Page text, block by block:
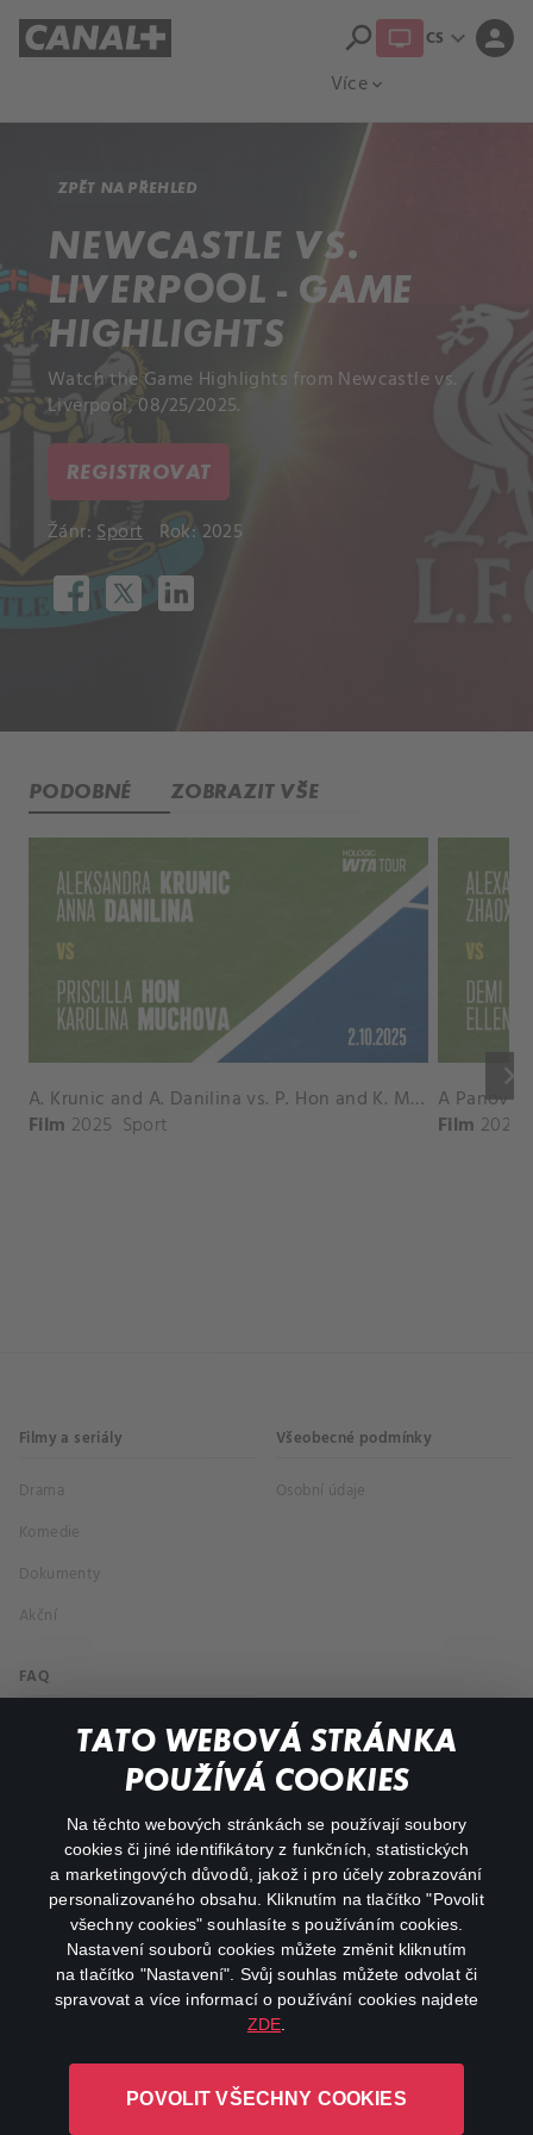
TATO WEBOVÁ STRÁNKA
POUŽÍVÁ COOKIES
Na těchto webových stránkách se používají soubory
cookies či jiné identifikátory z funkčních, statistických
a marketingových důvodů, jakož i pro účely zobrazování
personalizovaného obsahu. Kliknutím na tlačítko "Povolit
všechny cookies" souhlasíte s používáním cookies.
Nastavení souborů cookies můžete změnit kliknutím
na tlačítko "Nastavení". Svůj souhlas můžete odvolat či
spravovat a více informací o používání cookies najdete
ZDE
POVOLIT VŠECHNY COOKIES
Více expand_more
search CS expand_more person
ZPĚT NA PŘEHLED
NEWCASTLE VS.
LIVERPOOL - GAME
HIGHLIGHTS
Watch the Game Highlights from Newcastle vs.
Liverpool, 08/25/2025.
REGISTROVAT
Žánr:Sport Rok: 2025
PODOBNÉ ZOBRAZIT VŠE
keyboard_arrow_right
A. Krunic and A. Danilina vs. P. Hon and K. Muchova Match Highlights - BEIJING_Capital Group Diamond ( October 02, 2025)
Film 2025 Sport Film 2026
Filmy a seriály
Drama
Komedie
Dokumenty
Akční
Všeobecné podmínky
Osobní údaje
FAQ
Můj účet
Důležité odkazy
facebookinstagram
youtube
L-1246 Luxembourg R.C.S.